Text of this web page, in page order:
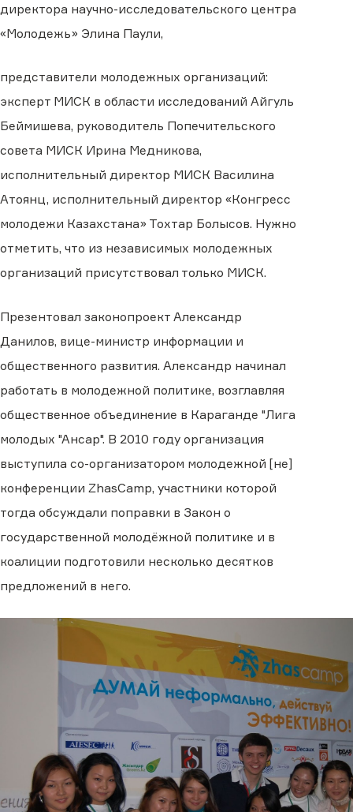
директора научно-исследовательского центра
«Молодежь» Элина Паули,
представители молодежных организаций:
эксперт МИСК в области исследований Айгуль
Беймишева, руководитель Попечительского
совета МИСК Ирина Медникова,
исполнительный директор МИСК Василина
Атоянц, исполнительный директор «Конгресс
молодежи Казахстана» Тохтар Болысов. Нужно
отметить, что из независимых молодежных
организаций присутствовал только МИСК.
Презентовал законопроект Александр
Данилов, вице-министр информации и
общественного развития. Александр начинал
работать в молодежной политике, возглавляя
общественное объединение в Караганде "Лига
молодых "Ансар". В 2010 году организация
выступила со-организатором молодежной [не]
конференции ZhasCamp, участники которой
тогда обсуждали поправки в Закон о
государственной молодёжной политике и в
коалиции подготовили несколько десятков
предложений в него.